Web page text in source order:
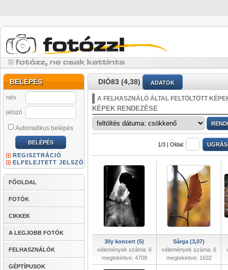
BELÉPÉS
név
jelszó
Automatikus belépés
REGISZTRÁCIÓ
ELFELEJTETT JELSZÓ
FŐOLDAL
FOTÓK
CIKKEK
A LEGJOBB FOTÓK
FELHASZNÁLÓK
GÉPTÍPUSOK
DIÓ83 (4,38) ADATOK
A FELHASZNÁLÓ ÁLTAL FELTÖLTÖTT
KÉPEK RENDEZÉSE
1/3 | Oldal:
30y koncert (5)
vélemények száma: 6
megtekintve: 4709
Sárga (3,07)
vélemények száma: 6
megtekintve: 1632